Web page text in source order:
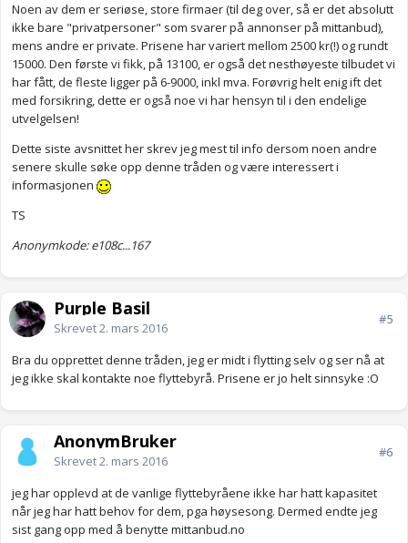
Noen av dem er seriøse, store firmaer (til deg over, så er det absolutt
ikke bare "privatpersoner" som svarer på annonser på mittanbud),
mens andre er private. Prisene har variert mellom 2500 kr(!) og rundt
15000. Den første vi fikk, på 13100, er også det nesthøyeste tilbudet vi
har fått, de fleste ligger på 6-9000, inkl mva. Forøvrig helt enig ift det
med forsikring, dette er også noe vi har hensyn til i den endelige
utvelgelsen!
Dette siste avsnittet her skrev jeg mest til info dersom noen andre
senere skulle søke opp denne tråden og være interessert i
informasjonen
TS
Anonymkode: e108c...167
Purple Basil
Skrevet2. mars 2016
#5
Bra du opprettet denne tråden, jeg er midt i flytting selv og ser nå at
jeg ikke skal kontakte noe flyttebyrå. Prisene er jo helt sinnsyke :O
AnonymBruker
Skrevet2. mars 2016
#6
jeg har opplevd at de vanlige flyttebyråene ikke har hatt kapasitet
når jeg har hatt behov for dem, pga høysesong. Dermed endte jeg
sist gang opp med å benytte mittanbud.no